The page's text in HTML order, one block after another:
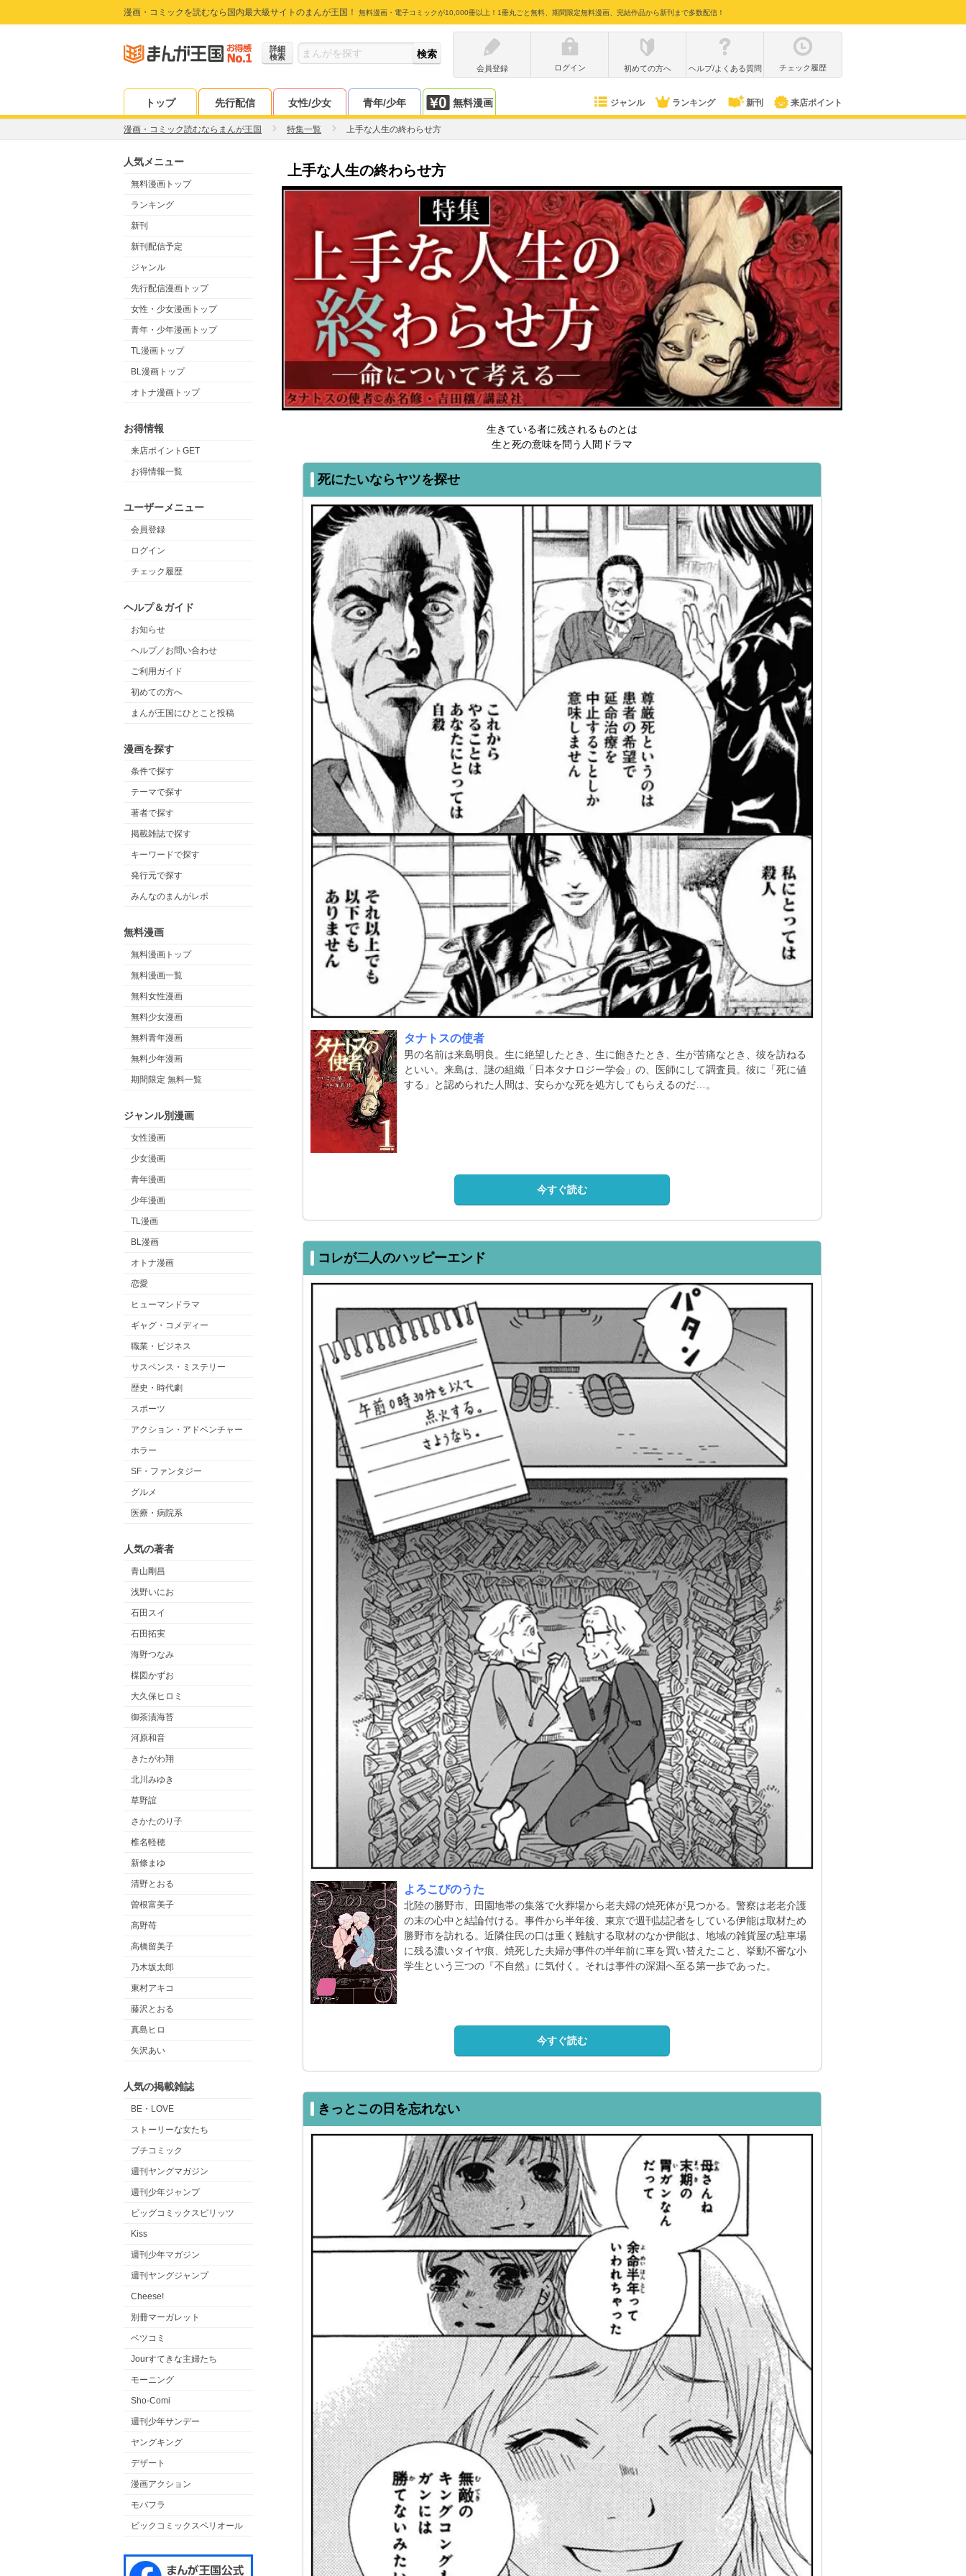
漫画・コミックを読むなら国内最大級サイトのまんが王国！ 無料漫画・電子コミックが10,000冊以上！1冊丸ごと無料、期間限定無料漫画、完結作品から新刊まで多数配信！
詳細
検索
会員登録
ログイン 初めての方へ ヘルプ/よくある質問 チェック履歴
トップ 先行配信 女性/少女 青年/少年 無料漫画 ジャンル ランキング 新刊 来店ポイント
漫画・コミック読むならまんが王国 特集一覧 上手な人生の終わらせ方
人気メニュー
無料漫画トップ
ランキング
新刊
新刊配信予定
ジャンル
先行配信漫画トップ
女性・少女漫画トップ
青年・少年漫画トップ
TL漫画トップ
BL漫画トップ
オトナ漫画トップ
お得情報
来店ポイントGET
お得情報一覧
ユーザーメニュー
会員登録
ログイン
チェック履歴
ヘルプ＆ガイド
お知らせ
ヘルプ／お問い合わせ
ご利用ガイド
初めての方へ
まんが王国にひとこと投稿
漫画を探す
条件で探す
テーマで探す
著者で探す
掲載雑誌で探す
キーワードで探す
発行元で探す
みんなのまんがレポ
無料漫画
無料漫画トップ
無料漫画一覧
無料女性漫画
無料少女漫画
無料青年漫画
無料少年漫画
期間限定 無料一覧
ジャンル別漫画
女性漫画
少女漫画
青年漫画
少年漫画
TL漫画
BL漫画
オトナ漫画
恋愛
ヒューマンドラマ
ギャグ・コメディー
職業・ビジネス
サスペンス・ミステリー
歴史・時代劇
スポーツ
アクション・アドベンチャー
ホラー
SF・ファンタジー
グルメ
医療・病院系
人気の著者
青山剛昌
浅野いにお
石田スイ
石田拓実
海野つなみ
楳図かずお
大久保ヒロミ
御茶漬海苔
河原和音
きたがわ翔
北川みゆき
草野誼
さかたのり子
椎名軽穂
新條まゆ
清野とおる
曽根富美子
高野苺
高橋留美子
乃木坂太郎
東村アキコ
藤沢とおる
真島ヒロ
矢沢あい
人気の掲載雑誌
BE・LOVE
ストーリーな女たち
プチコミック
週刊ヤングマガジン
週刊少年ジャンプ
ビッグコミックスピリッツ
Kiss
週刊少年マガジン
週刊ヤングジャンプ
Cheese!
別冊マーガレット
ベツコミ
Jourすてきな主婦たち
モーニング
Sho-Comi
週刊少年サンデー
ヤングキング
デザート
漫画アクション
モバフラ
ビックコミックスペリオール
上手な人生の終わらせ方
生きている者に残されるものとは
生と死の意味を問う人間ドラマ
死にたいならヤツを探せ
タナトスの使者
男の名前は来島明良。生に絶望したとき、生に飽きたとき、生が苦痛なとき、彼を訪ねる
といい。来島は、謎の組織「日本タナロジー学会」の、医師にして調査員。彼に「死に値
する」と認められた人間は、安らかな死を処方してもらえるのだ…。
今すぐ読む
コレが二人のハッピーエンド
よろこびのうた
北陸の勝野市、田園地帯の集落で火葬場から老夫婦の焼死体が見つかる。警察は老老介護
の末の心中と結論付ける。事件から半年後、東京で週刊誌記者をしている伊能は取材ため
勝野市を訪れる。近隣住民の口は重く難航する取材のなか伊能は、地域の雑貨屋の駐車場
に残る濃いタイヤ痕、焼死した夫婦が事件の半年前に車を買い替えたこと、挙動不審な小
学生という三つの『不自然』に気付く。それは事件の深淵へ至る第一歩であった。
今すぐ読む
きっとこの日を忘れない